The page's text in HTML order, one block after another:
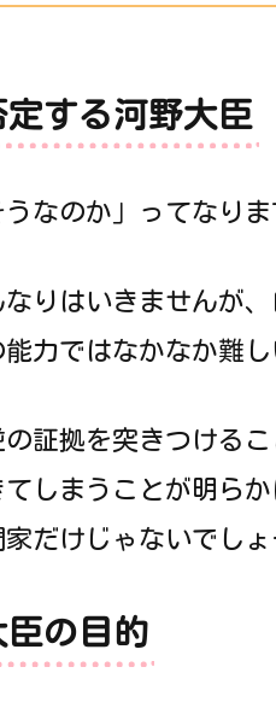
する河野大臣
なのか」ってなりま
りはいきませんが
力ではなかなか難し
証拠を突きつける
しまうことが明ら
だけじゃないでしょ
臣の目的